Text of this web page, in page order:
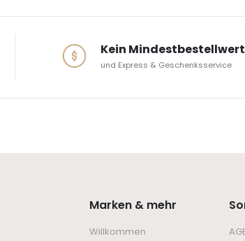
Kein Mindestbestellwert
und Express & Geschenksservice
Marken & mehr
Willkommen